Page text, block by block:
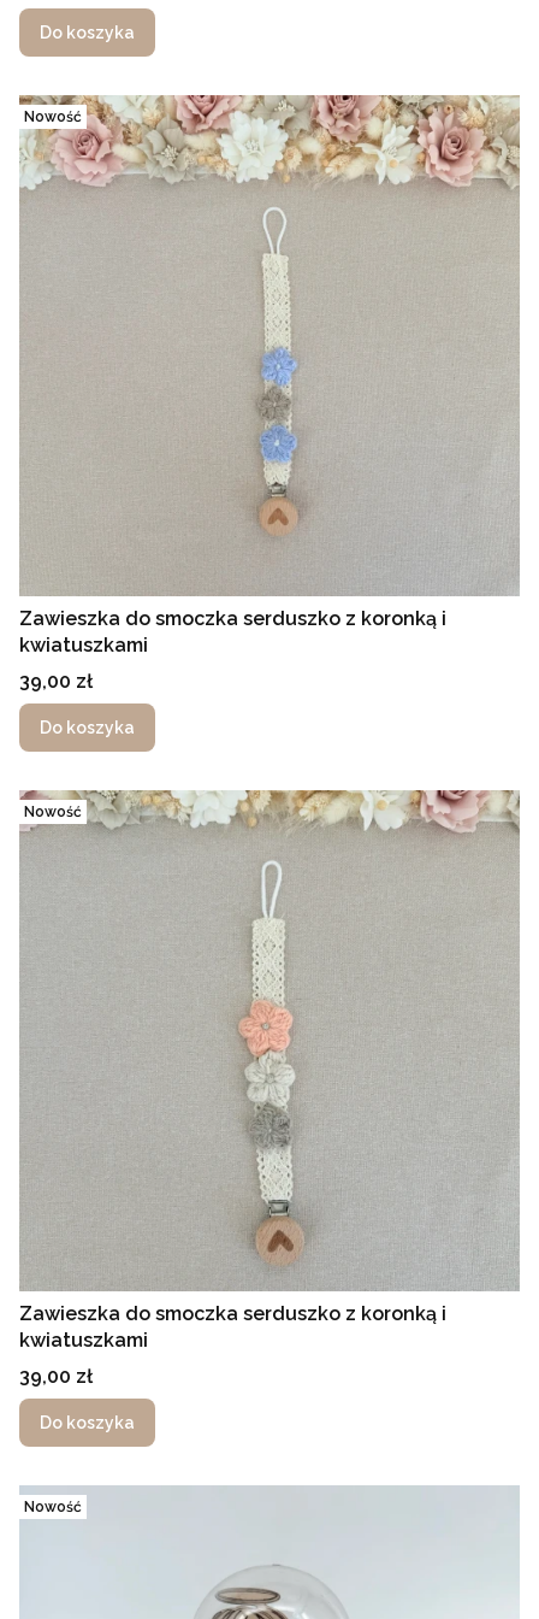
Do koszyka
Nowość
Zawieszka do smoczka serduszko z koronką i
kwiatuszkami
Cena
39,00 zł
Do koszyka
Nowość
Zawieszka do smoczka serduszko z koronką i
kwiatuszkami
Cena
39,00 zł
Do koszyka
Nowość